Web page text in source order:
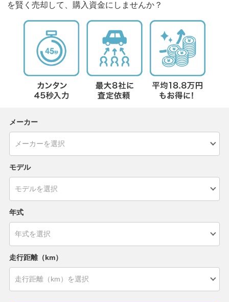
を賢く売却して、購入資金にしませんか？
メーカー
モデル
年式
走行距離（km）